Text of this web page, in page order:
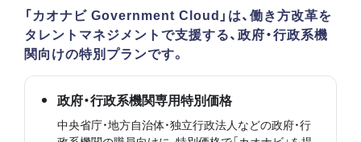
「カオナビ Government Cloud」は、働き方改革を
タレントマネジメントで支援する、政府・行政系機
関向けの特別プランです。
政府・行政系機関専用特別価格
中央省庁・地方自治体・独立行政法人などの政府・行